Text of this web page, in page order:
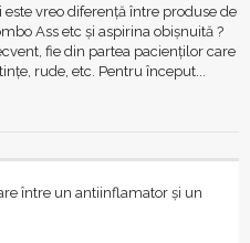
este vreo diferență între produse de
Ass etc și aspirina obișnuită ?
fie din partea pacienților care
rude, etc. Pentru început...
între un antiinflamator și un